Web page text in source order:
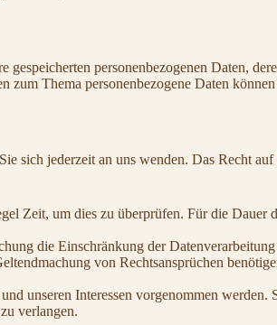
personenbezogenen Daten,
Thema personenbezogene Daten
sich jederzeit an uns wenden. Das Recht
Zeit, um dies zu überprüfen. Für die Dauer
die Einschränkung der
von Rechtsansprüchen
unseren Interessen vorgenommen werden.
verlangen.